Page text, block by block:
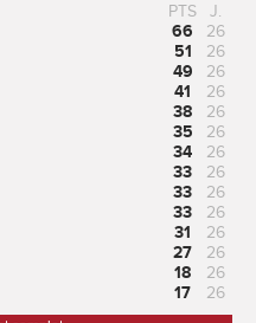
PTS
J.
66
26
51
26
49
26
41
26
38
26
35
26
34
26
33
26
33
26
33
26
31
26
27
26
18
26
17 26